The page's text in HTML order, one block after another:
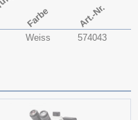
Farbe Art.-Nr.
Weiss 574043